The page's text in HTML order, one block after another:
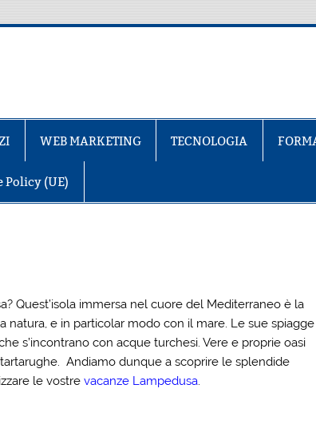
WEB MARKETING TECNOLOGIA
Policy (UE)
? Quest’isola immersa nel cuore del Mediterraneo è la
e in particolar modo con il mare. Le sue spiagge
s’incontrano con acque turchesi. Vere e proprie oasi
Andiamo dunque a scoprire le splendide
le vostrevacanze Lampedusa.